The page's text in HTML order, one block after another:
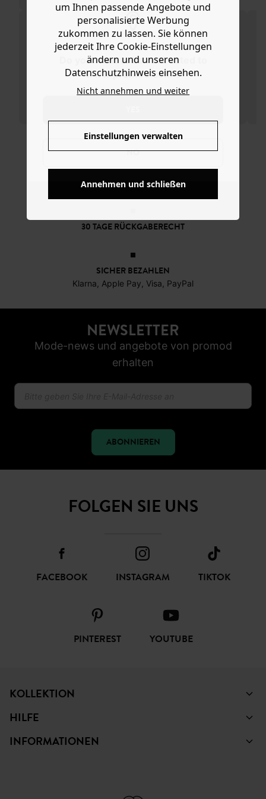
Do you want to be redirected to
www.promod.com ?
NO
dem es in der Hand oder über der Schulter getragen
werden kann, sowie einen großen Zipper, unifarbenes
Innenfutter, eine Zippertasche innen und Metallbeschläge
in Vintage-Optik. Die Tasche in Einheitsgröße ist eine
schöne Geschenkidee.
KOSTENFREIE LIEFERUNG
Ab 60€*
30 TAGE RÜCKGABERECHT
SICHER BEZAHLEN
Klarna, Apple Pay, Visa, PayPal
NEWSLETTER
Mode-news und angebote von promod
erhalten
ABONNIEREN
FOLGEN SIE UNS
FACEBOOK INSTAGRAM TIKTOK
PINTEREST YOUTUBE
KOLLEKTION
HILFE
INFORMATIONEN
um Ihnen passende Angebote und
personalisierte Werbung
zukommen zu lassen. Sie können
jederzeit Ihre Cookie-Einstellungen
ändern und unseren
Datenschutzhinweis einsehen.
Nicht annehmen und weiter
Einstellungen verwalten
Annehmen und schließen